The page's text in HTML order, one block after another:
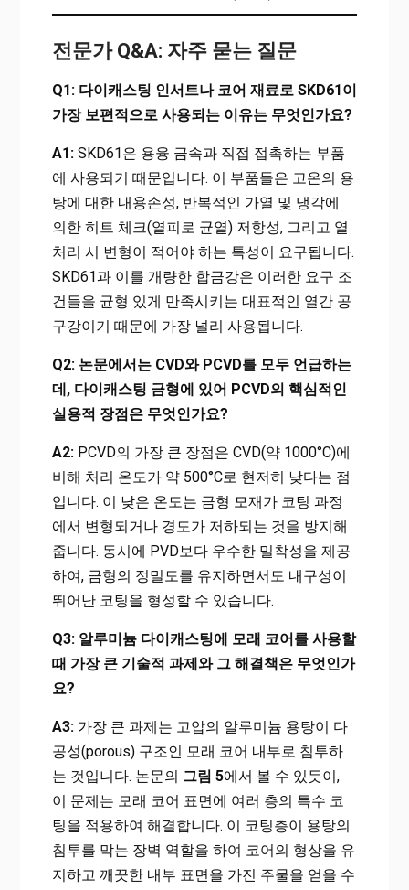
전문가 Q&A: 자주 묻는 질문
Q1: 다이캐스팅 인서트나 코어 재료로 SKD61이
가장 보편적으로 사용되는 이유는 무엇인가요?
A1:SKD61은 용융 금속과 직접 접촉하는 부품
에 사용되기 때문입니다. 이 부품들은 고온의 용
탕에 대한 내용손성, 반복적인 가열 및 냉각에
의한 히트 체크(열피로 균열) 저항성, 그리고 열
처리 시 변형이 적어야 하는 특성이 요구됩니다.
SKD61과 이를 개량한 합금강은 이러한 요구 조
건들을 균형 있게 만족시키는 대표적인 열간 공
구강이기 때문에 가장 널리 사용됩니다.
Q2: 논문에서는 CVD와 PCVD를 모두 언급하는
데, 다이캐스팅 금형에 있어 PCVD의 핵심적인
실용적 장점은 무엇인가요?
A2:PCVD의 가장 큰 장점은 CVD(약 1000°C)에
비해 처리 온도가 약 500°C로 현저히 낮다는 점
입니다. 이 낮은 온도는 금형 모재가 코팅 과정
에서 변형되거나 경도가 저하되는 것을 방지해
줍니다. 동시에 PVD보다 우수한 밀착성을 제공
하여, 금형의 정밀도를 유지하면서도 내구성이
뛰어난 코팅을 형성할 수 있습니다.
Q3: 알루미늄 다이캐스팅에 모래 코어를 사용할
때 가장 큰 기술적 과제와 그 해결책은 무엇인가
요?
A3:가장 큰 과제는 고압의 알루미늄 용탕이 다
공성(porous) 구조인 모래 코어 내부로 침투하
는 것입니다. 논문의 그림 5에서 볼 수 있듯이,
이 문제는 모래 코어 표면에 여러 층의 특수 코
팅을 적용하여 해결합니다. 이 코팅층이 용탕의
침투를 막는 장벽 역할을 하여 코어의 형상을 유
지하고 깨끗한 내부 표면을 가진 주물을 얻을 수